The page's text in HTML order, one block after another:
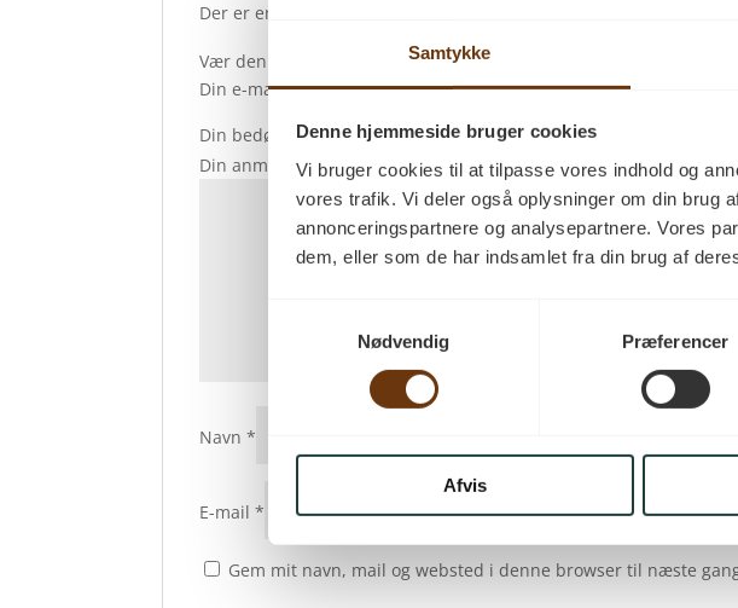
Samtykke
Denne hjemmeside bruger cookies
Vi bruger cookies til at tilpasse vores indhold og
vores trafik. Vi deler også oplysninger om din brug
annonceringspartnere og analysepartnere. Vores
dem, eller som de har indsamlet fra din brug af
Nødvendig
Præferencer
Afvis
Der er endnu ikke nogle anmeldelser.
Vær den første til at anmelde “Trip Trap Natursæbe, natur 5 liter”
Din e-mailadresse vil ikke blive publiceret. Krævede felter er
Din bedømmelse*
Din anmeldelse*
Navn*
E-mail*
Gem mit navn, mail og websted i denne browser til næste